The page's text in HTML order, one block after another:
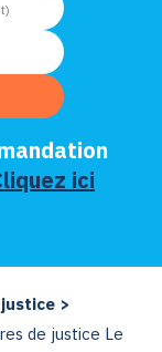
ici
>
de justice Le